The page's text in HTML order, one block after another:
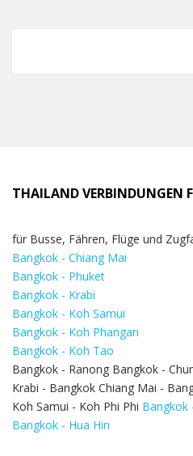
THAILAND VERBINDUNGEN
für Busse, Fähren, Flüge und
Bangkok - Chiang Mai
Bangkok - Phuket
Bangkok - Krabi
Bangkok - Koh Samui
Bangkok - Koh Phangan
Bangkok - Koh Tao
Bangkok - Ranong Bangkok -
Krabi - Bangkok Chiang Mai -
Koh Samui - Koh Phi Phi Bangkok
Bangkok - Hua Hin